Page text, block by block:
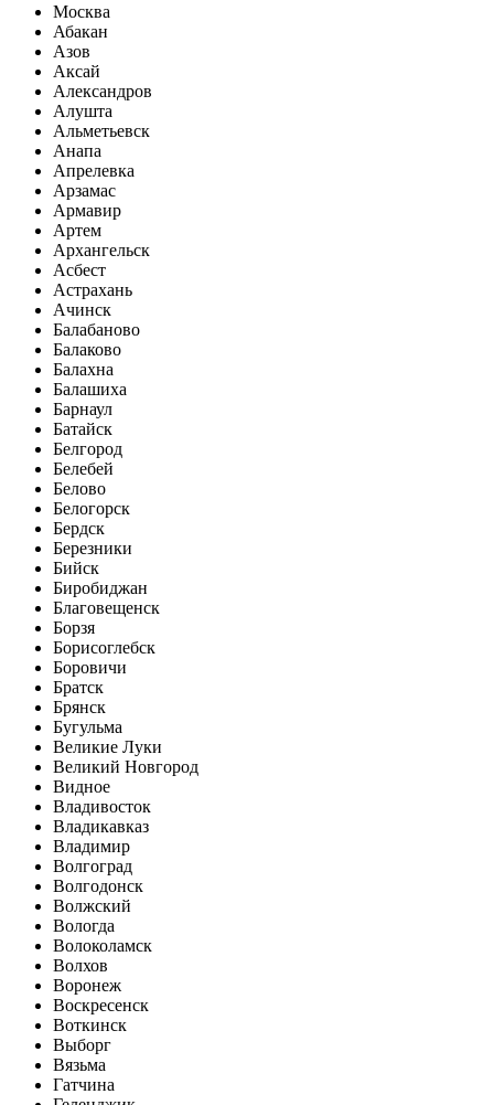
Москва
Абакан
Азов
Аксай
Александров
Алушта
Альметьевск
Анапа
Апрелевка
Арзамас
Армавир
Артем
Архангельск
Асбест
Астрахань
Ачинск
Балабаново
Балаково
Балахна
Балашиха
Барнаул
Батайск
Белгород
Белебей
Белово
Белогорск
Бердск
Березники
Бийск
Биробиджан
Благовещенск
Борзя
Борисоглебск
Боровичи
Братск
Брянск
Бугульма
Великие Луки
Великий Новгород
Видное
Владивосток
Владикавказ
Владимир
Волгоград
Волгодонск
Волжский
Вологда
Волоколамск
Волхов
Воронеж
Воскресенск
Воткинск
Выборг
Вязьма
Гатчина